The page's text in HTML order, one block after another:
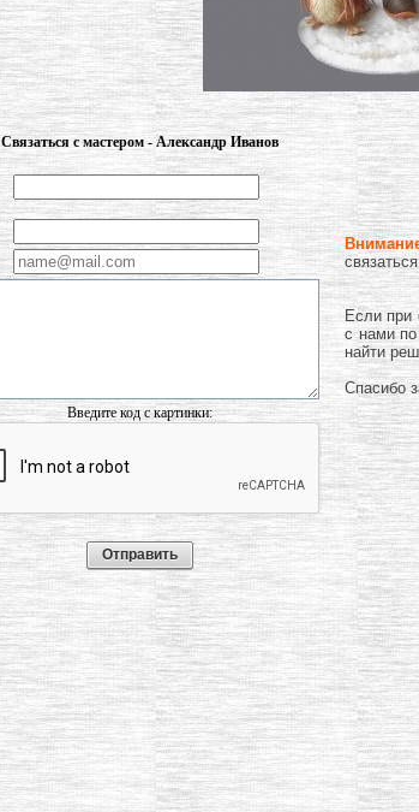
Связаться с мастером - Александр Иванов
Если при
с нами
найти
Спасибо
Введите код с картинки: